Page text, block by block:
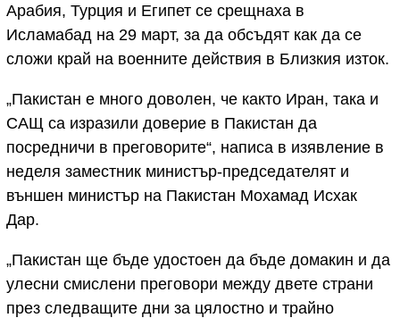
Арабия, Турция и Египет се срещнаха в
Исламабад на 29 март, за да обсъдят как да се
сложи край на военните действия в Близкия изток.
„Пакистан е много доволен, че както Иран, така и
САЩ са изразили доверие в Пакистан да
посредничи в преговорите“, написа в изявление в
неделя заместник министър-председателят и
външен министър на Пакистан Мохамад Исхак
Дар.
„Пакистан ще бъде удостоен да бъде домакин и да
улесни смислени преговори между двете страни
през следващите дни за цялостно и трайно